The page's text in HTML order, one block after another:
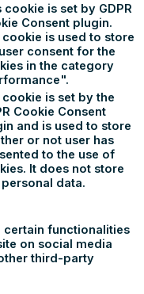
cookie is set by GDPR
Consent plugin.
cookie is used to store
consent for the
in the category
cookie is set by the
Cookie Consent
and is used to store
or not user has
to the use of
It does not store
data.
functionalities
on social media
third-party